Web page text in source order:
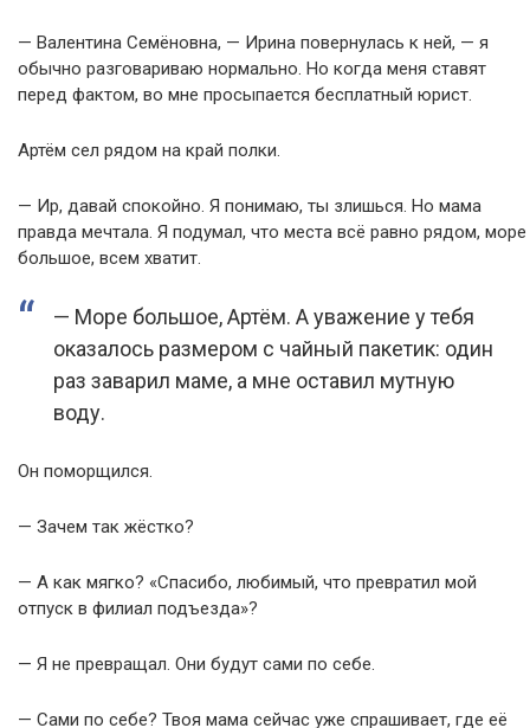
— Валентина Семёновна, — Ирина повернулась к ней, — я
обычно разговариваю нормально. Но когда меня ставят
перед фактом, во мне просыпается бесплатный юрист.
Артём сел рядом на край полки.
— Ир, давай спокойно. Я понимаю, ты злишься. Но мама
правда мечтала. Я подумал, что места всё равно рядом, море
большое, всем хватит.
— Море большое, Артём. А уважение у тебя
оказалось размером с чайный пакетик: один
раз заварил маме, а мне оставил мутную
воду.
Он поморщился.
— Зачем так жёстко?
— А как мягко? «Спасибо, любимый, что превратил мой
отпуск в филиал подъезда»?
— Я не превращал. Они будут сами по себе.
— Сами по себе? Твоя мама сейчас уже спрашивает, где её